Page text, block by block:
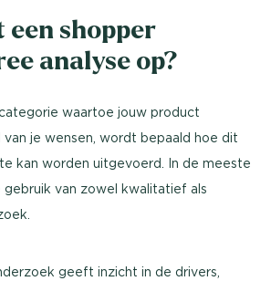
shopper
analyse op?
waartoe jouw product
je wensen, wordt bepaald hoe dit
kan worden uitgevoerd. In de meeste
van zowel kwalitatief als
geeft inzicht in de drivers,